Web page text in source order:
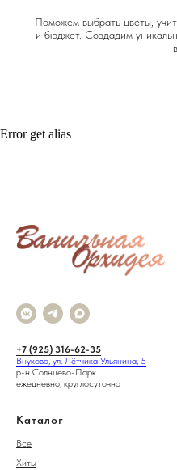
Поможем выбрать цветы,
и бюджет. Создадим
Error get alias
+7 (925) 316-62-35
Внуково, ул. Лётчика Ульянина, 5
р-н Солнцево-Парк
ежедневно, круглосуточно
Каталог
Все
Хиты